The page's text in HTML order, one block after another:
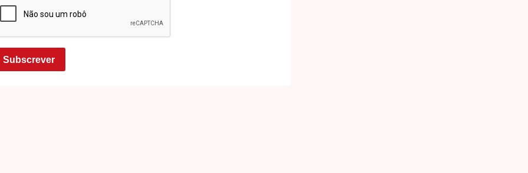
Subscrever